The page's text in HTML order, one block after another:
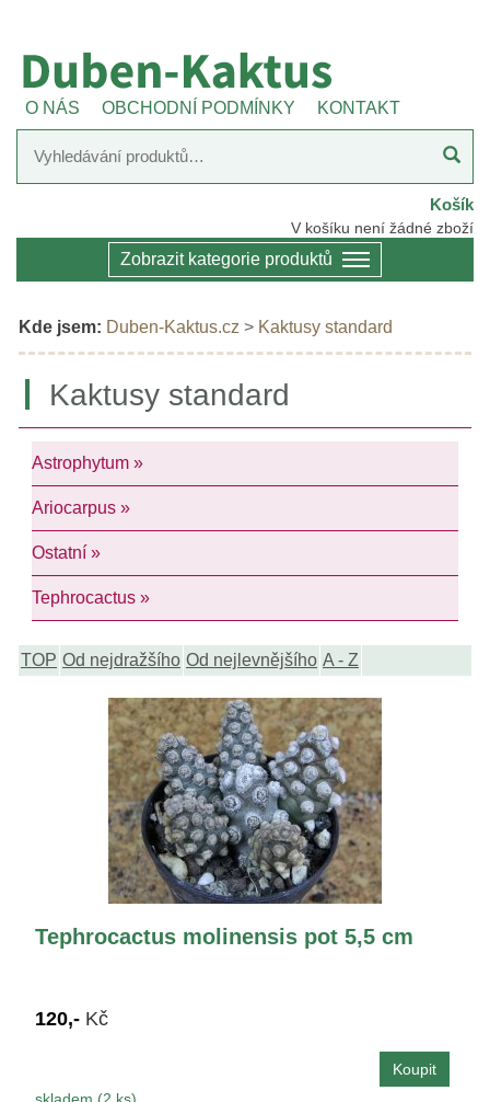
O NÁS OBCHODNÍ PODMÍNKY KONTAKT
Košík
V košíku není žádné zboží
Zobrazit kategorie produktů
Kde jsem: Duben-Kaktus.cz > Kaktusy standard
Kaktusy standard
Astrophytum »
Ariocarpus »
Ostatní »
Tephrocactus »
TOP Od nejdražšího Od nejlevnějšího A - Z
Tephrocactus molinensis pot 5,5 cm
120,- Kč